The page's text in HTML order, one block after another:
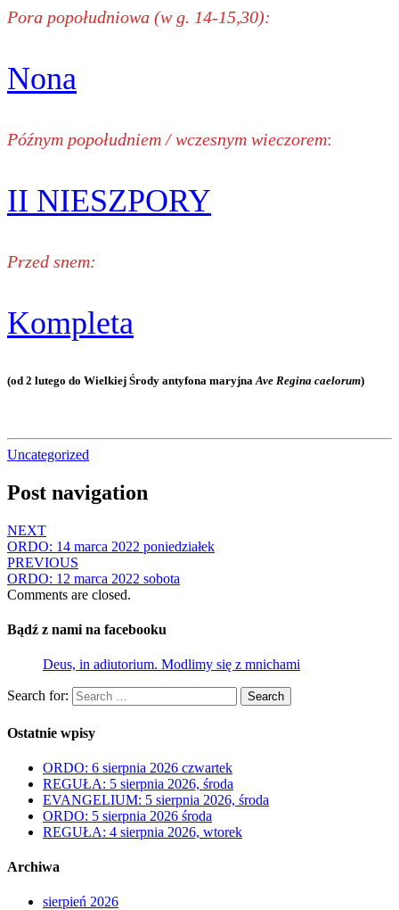
Pora popołudniowa (w g. 14-15,30):
Nona
Późnym popołudniem / wczesnym wieczorem:
II NIESZPORY
Przed snem:
Kompleta
(od 2 lutego do Wielkiej Środy antyfona maryjna Ave Regina caelorum)
Uncategorized
Post navigation
NEXT
ORDO: 14 marca 2022 poniedziałek
PREVIOUS
ORDO: 12 marca 2022 sobota
Comments are closed.
Bądź z nami na facebooku
Deus, in adiutorium. Modlimy się z mnichami
Search for: Search
Ostatnie wpisy
ORDO: 6 sierpnia 2026 czwartek
REGUŁA: 5 sierpnia 2026, środa
EVANGELIUM: 5 sierpnia 2026, środa
ORDO: 5 sierpnia 2026 środa
REGUŁA: 4 sierpnia 2026, wtorek
Archiwa
sierpień 2026